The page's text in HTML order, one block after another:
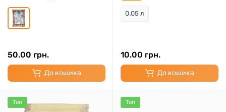
50.00 грн.
До кошика
0.05 л
10.00 грн.
До кошика
Топ Топ